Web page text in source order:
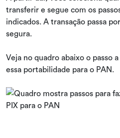
transferir e segue com os
indicados. A transação passa
segura.
Veja no quadro abaixo o passo
essa portabilidade para o PAN.